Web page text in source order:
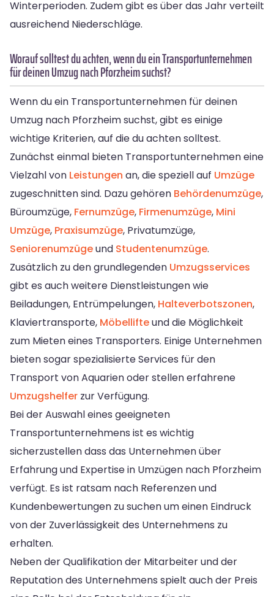
Winterperioden. Zudem gibt es über das Jahr verteilt
ausreichend Niederschläge.
Worauf solltest du achten, wenn du ein Transportunternehmen
für deinen Umzug nach Pforzheim suchst?
Wenn du ein Transportunternehmen für deinen
Umzug nach Pforzheim suchst, gibt es einige
wichtige Kriterien, auf die du achten solltest.
Zunächst einmal bieten Transportunternehmen eine
Vielzahl von Leistungen an, die speziell auf Umzüge
zugeschnitten sind. Dazu gehören Behördenumzüge,
Büroumzüge, Fernumzüge, Firmenumzüge, Mini
Umzüge, Praxisumzüge, Privatumzüge,
Seniorenumzügeund Studentenumzüge.
Zusätzlich zu den grundlegenden Umzugsservices
gibt es auch weitere Dienstleistungen wie
Beiladungen, Entrümpelungen, Halteverbotszonen,
Klaviertransporte, Möbellifteund die Möglichkeit
zum Mieten eines Transporters. Einige Unternehmen
bieten sogar spezialisierte Services für den
Transport von Aquarien oder stellen erfahrene
Umzugshelfer zur Verfügung.
Bei der Auswahl eines geeigneten
Transportunternehmens ist es wichtig
sicherzustellen dass das Unternehmen über
Erfahrung und Expertise in Umzügen nach Pforzheim
verfügt. Es ist ratsam nach Referenzen und
Kundenbewertungen zu suchen um einen Eindruck
von der Zuverlässigkeit des Unternehmens zu
erhalten.
Neben der Qualifikation der Mitarbeiter und der
Reputation des Unternehmens spielt auch der Preis